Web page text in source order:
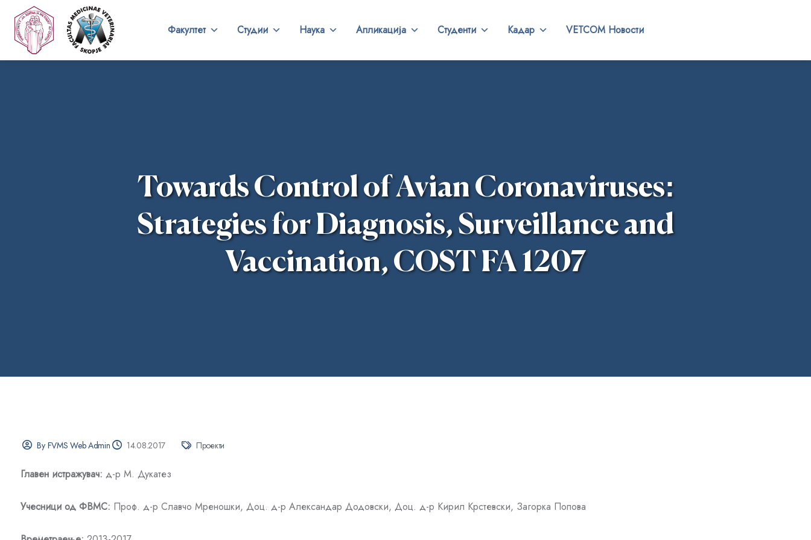
Факултет Студии Наука Апликација Студенти Кадар VETCOM Новости
Towards Control of Avian Coronaviruses:
Strategies for Diagnosis, Surveillance and
Vaccination, COST FA 1207
By FVMS Web Admin 14.08.2017 Проекти
Главен истражувач: д-р М. Дукатез
Учесници од ФВМС: Проф. д-р Славчо Мреношки, Доц. д-р Александар Додовски, Доц. д-р Кирил Крстевски, Загорка Попова